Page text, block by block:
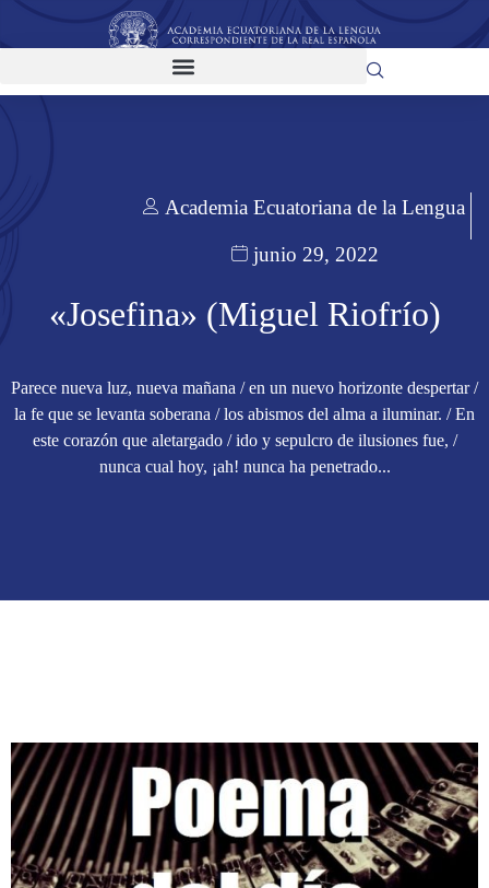
Academia Ecuatoriana de la Lengua
junio 29, 2022
«Josefina» (Miguel Riofrío)
Parece nueva luz, nueva mañana / en un nuevo horizonte despertar /
la fe que se levanta soberana / los abismos del alma a iluminar. / En
este corazón que aletargado / ido y sepulcro de ilusiones fue, /
nunca cual hoy, ¡ah! nunca ha penetrado...